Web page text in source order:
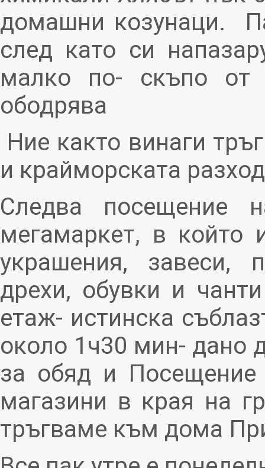
домашни козунаци.
след като си
малко по- скъпо от
ободрява
Ние както винаги
и крайморската
Следва посещение
мегамаркет, в
украшения, завеси,
дрехи, обувки и
етаж- истинска
около 1ч30 мин- дано
за обяд и
магазини в края на
тръгваме към дома